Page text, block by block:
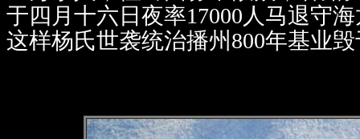
于四月十六日夜率17000人马退守
这样杨氏世袭统治播州800年基业